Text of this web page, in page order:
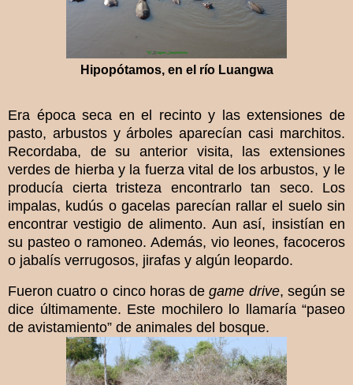
Hipopótamos, en el río Luangwa
Era época seca en el recinto y las extensiones de
pasto, arbustos y árboles aparecían casi marchitos.
Recordaba, de su anterior visita, las extensiones
verdes de hierba y la fuerza vital de los arbustos, y le
producía cierta tristeza encontrarlo tan seco. Los
impalas, kudús o gacelas parecían rallar el suelo sin
encontrar vestigio de alimento. Aun así, insistían en
su pasteo o ramoneo. Además, vio leones, facoceros
o jabalís verrugosos, jirafas y algún leopardo.
Fueron cuatro o cinco horas degame drive, según se
dice últimamente. Este mochilero lo llamaría “paseo
de avistamiento” de animales del bosque.